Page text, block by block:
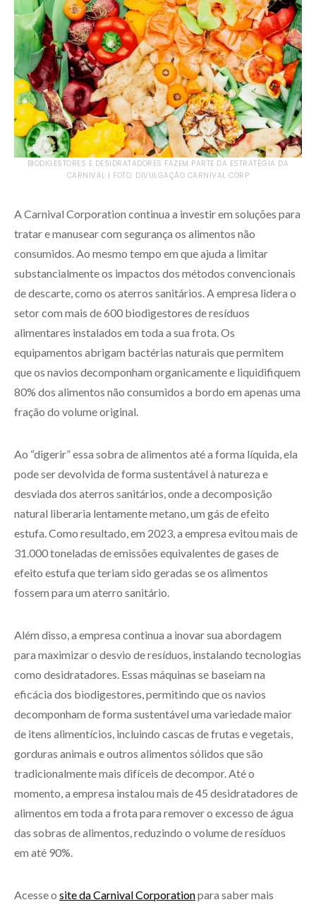
BIODIGESTORES E DESIDRATADORES FAZEM PARTE DA ESTRATÉGIA DA
CARNIVAL | FOTO: DIVULGAÇÃO CARNIVAL CORP
A Carnival Corporation continua a investir em soluções para
tratar e manusear com segurança os alimentos não
consumidos. Ao mesmo tempo em que ajuda a limitar
substancialmente os impactos dos métodos convencionais
de descarte, como os aterros sanitários. A empresa lidera o
setor com mais de 600 biodigestores de resíduos
alimentares instalados em toda a sua frota. Os
equipamentos abrigam bactérias naturais que permitem
que os navios decomponham organicamente e liquidifiquem
80% dos alimentos não consumidos a bordo em apenas uma
fração do volume original.
Ao “digerir” essa sobra de alimentos até a forma líquida, ela
pode ser devolvida de forma sustentável à natureza e
desviada dos aterros sanitários, onde a decomposição
natural liberaria lentamente metano, um gás de efeito
estufa. Como resultado, em 2023, a empresa evitou mais de
31.000 toneladas de emissões equivalentes de gases de
efeito estufa que teriam sido geradas se os alimentos
fossem para um aterro sanitário.
Além disso, a empresa continua a inovar sua abordagem
para maximizar o desvio de resíduos, instalando tecnologias
como desidratadores. Essas máquinas se baseiam na
eficácia dos biodigestores, permitindo que os navios
decomponham de forma sustentável uma variedade maior
de itens alimentícios, incluindo cascas de frutas e vegetais,
gorduras animais e outros alimentos sólidos que são
tradicionalmente mais difíceis de decompor. Até o
momento, a empresa instalou mais de 45 desidratadores de
alimentos em toda a frota para remover o excesso de água
das sobras de alimentos, reduzindo o volume de resíduos
em até 90%.
Acesse o site da Carnival Corporationpara saber mais